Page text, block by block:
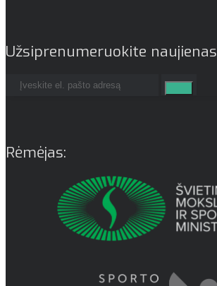
Užsiprenumeruokite naujienas
Rėmėjas: